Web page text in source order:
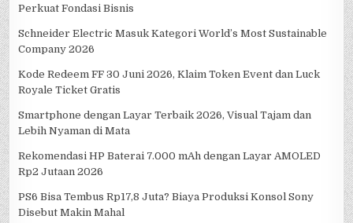
Perkuat Fondasi Bisnis
Schneider Electric Masuk Kategori World’s Most Sustainable
Company 2026
Kode Redeem FF 30 Juni 2026, Klaim Token Event dan Luck
Royale Ticket Gratis
Smartphone dengan Layar Terbaik 2026, Visual Tajam dan
Lebih Nyaman di Mata
Rekomendasi HP Baterai 7.000 mAh dengan Layar AMOLED
Rp2 Jutaan 2026
PS6 Bisa Tembus Rp17,8 Juta? Biaya Produksi Konsol Sony
Disebut Makin Mahal